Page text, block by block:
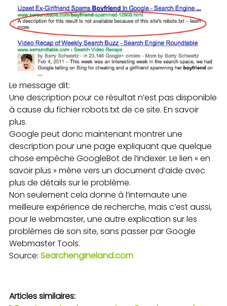
Le message dit:
Une description pour ce résultat n’est pas disponible
à cause du fichier robots.txt de ce site. En savoir
plus.
Google peut donc maintenant montrer une
description pour une page expliquant que quelque
chose empêche GoogleBot de l’indexer. Le lien « en
savoir plus » mène vers un document d’aide avec
plus de détails sur le problème.
Non seulement cela donne à l’internaute une
meilleure expérience de recherche, mais c’est aussi,
pour le webmaster, une autre explication sur les
problèmes de son site, sans passer par Google
Webmaster Tools.
Source: Searchengineland.com
Articles similaires: